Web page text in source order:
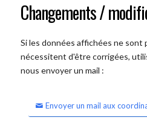
Changements /
Si les données affichées ne sont
nécessitent d'être corrigées,
nous envoyer un mail :
Envoyer un mail aux